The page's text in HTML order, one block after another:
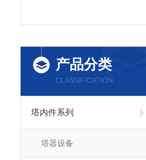
产品分类
CLASSIFICATION
塔内件系列
塔器设备